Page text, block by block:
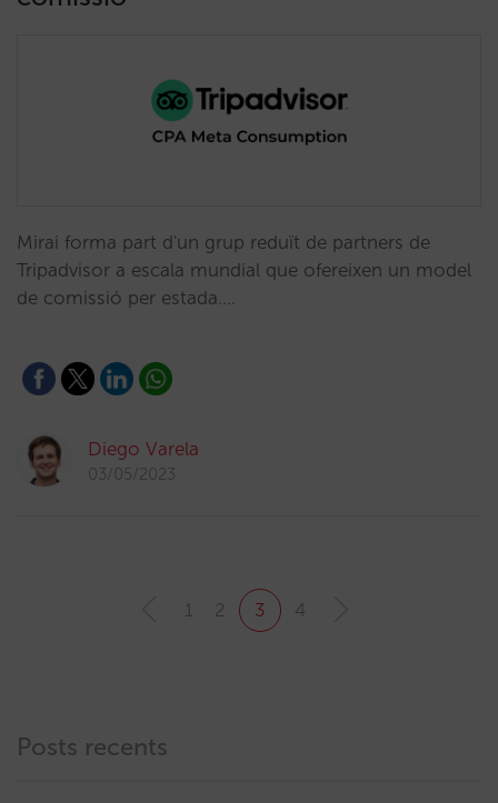
Mirai forma part d'un grup reduït de partners de
Tripadvisor a escala mundial que ofereixen un model
de comissió per estada.…
Diego Varela
03/05/2023
1 2 3 4
Posts recents